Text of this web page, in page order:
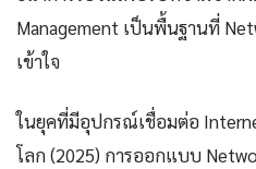
Management เป็นพื้นฐานที่
เข้าใจ
ในยุคที่มีอุปกรณ์เชื่อมต่อ
โลก (2025) การออกแบบ